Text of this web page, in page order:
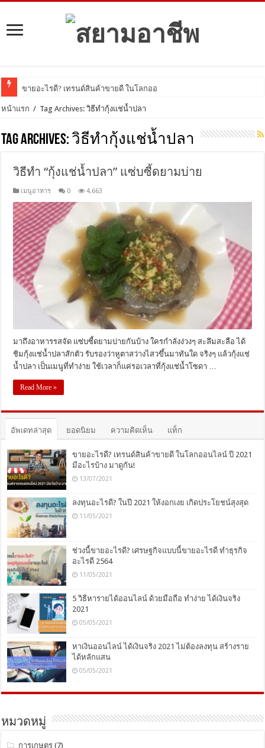
ขายอะไรดี? เทรนด์สินค้าขายดี ในโลกออนไลน์ ปี
หน้าแรก / Tag Archives: วิธีทำกุ้งแช่น้ำปลา
Tag Archives: วิธีทำกุ้งแช่น้ำปลา
วิธีทำ “กุ้งแช่น้ำปลา” แซ่บซี้ดยามบ่าย
เมนูอาหาร 0 4,663
มาถึงอาหารรสจัด แซ่บซี้ดยามบ่ายกันบ้าง ใครกำลังง่วงๆ สะลึมสะลือ ได้
ชิมกุ้งแช่น้ำปลาสักตัว รับรองว่าหูตาสว่างไสวขึ้นมาทันใด จริงๆ แล้วกุ้งแช่
น้ำปลา เป็นเมนูที่ทำง่าย ใช้เวลาก็แค่รอเวลาที่กุ้งแช่น้ำโซดา …
Read More »
อัพเดทล่าสุด ยอดนิยม ความคิดเห็น แท็ก
ขายอะไรดี? เทรนด์สินค้าขายดี ในโลกออนไลน์ ปี 2021
มีอะไรบ้าง มาดูกัน!
13/07/2021
ลงทุนอะไรดี? ในปี 2021 ให้งอกเงย เกิดประโยชน์สุงสุด
11/05/2021
ช่วงนี้ขายอะไรดี? เศรษฐกิจแบบนี้ขายอะไรดี ทำธุรกิจ
อะไรดี 2564
11/05/2021
5 วิธีหารายได้ออนไลน์ ด้วยมือถือ ทำง่าย ได้เงินจริง
2021
05/05/2021
หาเงินออนไลน์ ได้เงินจริง 2021 ไม่ต้องลงทุน สร้างราย
ได้หลักแสน
05/05/2021
หมวดหมู่
การเกษตร (7)